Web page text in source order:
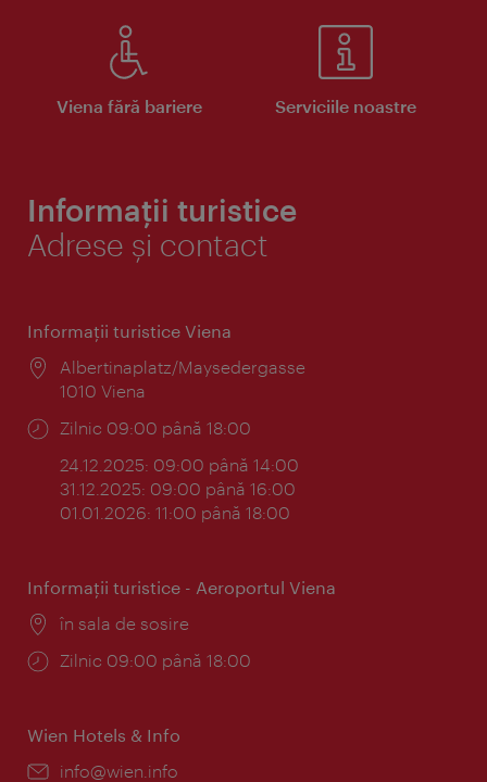
Viena fără bariere Serviciile noastre
Informații turistice
Adrese și contact
Informaţii turistice Viena
Locul:
Albertinaplatz/Maysedergasse
1010 Viena
Program:
Zilnic 09:00 până 18:00
24.12.2025: 09:00 până 14:00
31.12.2025: 09:00 până 16:00
01.01.2026: 11:00 până 18:00
Informaţii turistice - Aeroportul Viena
Locul:
în sala de sosire
Program:
Zilnic 09:00 până 18:00
Wien Hotels & Info
E-
info@wien.info